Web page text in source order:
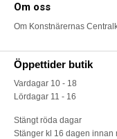
Om oss
Om Konstnärernas
Öppettider butik
Vardagar 10 - 18
Lördagar 11 - 16
Stängt röda dagar
Stänger kl 16 dagen innan